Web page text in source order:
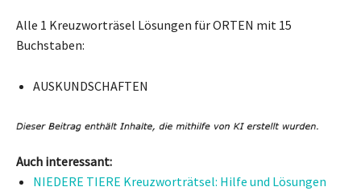
Alle 1 Kreuzworträsel Lösungen für ORTEN mit 15
Buchstaben:
AUSKUNDSCHAFTEN
Auch interessant:
NIEDERE TIERE Kreuzworträtsel: Hilfe und Lösungen